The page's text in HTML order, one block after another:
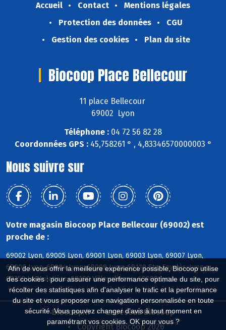
Afin de vous offrir la meilleure expérience possible, Biocoop utilise
des cookies : pour assurer une performance optimale du site, pour
récolter des statistiques afin d'analyser le trafic et la performance
du site et vous proposer une navigation personnalisée en toute
sécurité. Vous pouvez changer d'avis à tout moment en
paramétrant vos cookies. OK pour vous ?
Accueil Contact
Mentions légales
Protection des données
CGU
Gestion des cookies
Plan du site
Biocoop Place Bellecour
11 place Bellecour
69002 Lyon
Téléphone : 04 72 56 82 28
Coordonnées GPS :45,758261 ° , 4,83346570000003 °
Nous suivre sur
Votre magasin Biocoop Place Bellecour (69002) est
proche de :
69002 Lyon, 69005 Lyon, 69001 Lyon, 69003 Lyon, 69007 Lyon,
69006 Lyon, 69004 Lyon, 69009 Lyon, 69110 Ste-Foy-lès-Lyon,
69350 La Mulatière, 69100 Villeurbanne, 69008 Lyon
Biocoop.fr
Le réseau Biocoop
Copyright Biocoop 2026